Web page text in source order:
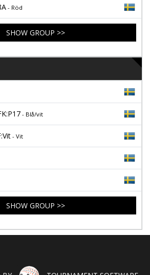
- Röd
SHOW GROUP >>
- Blå/vit
- Vit
SHOW GROUP >>